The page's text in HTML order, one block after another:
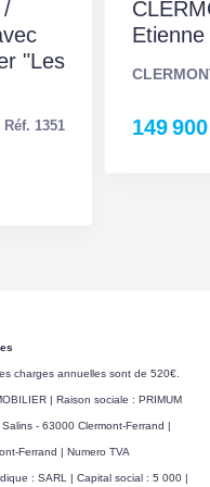
optique
/
"Les
Réf. 1351 149
charges annuelles sont de 520€.
| Raison sociale : PRIMUM
- 63000 Clermont-Ferrand |
Ferrand | Numero TVA
: SARL | Capital social : 5 000 |